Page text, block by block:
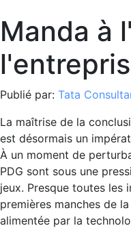
Manda à
Publié par: Tata
La maîtrise de la
est désormais un
À un moment de
PDG sont sous une
jeux. Presque toutes les
premières manches de
alimentée par la